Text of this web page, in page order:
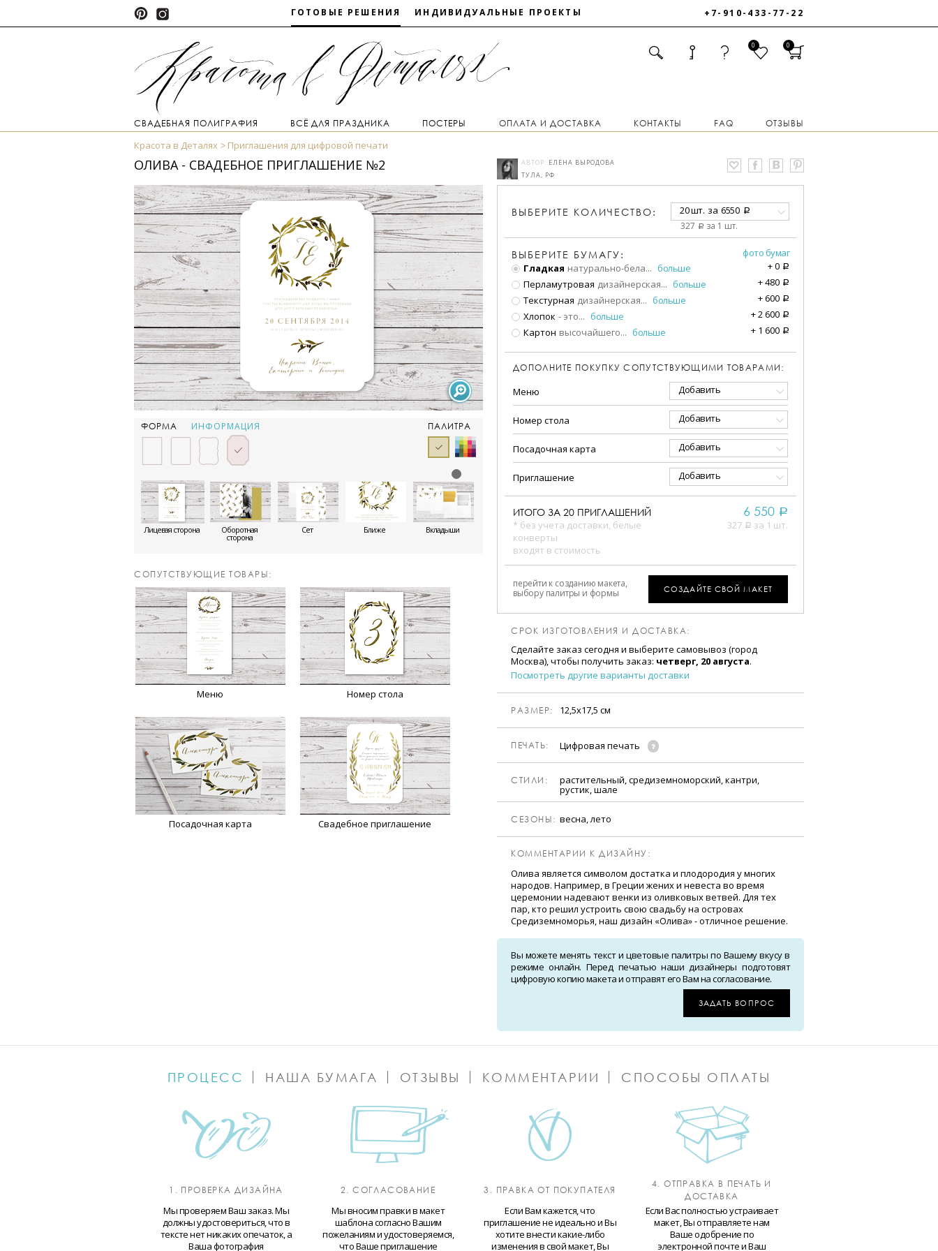
ГОТОВЫЕ РЕШЕНИЯ ИНДИВИДУАЛЬНЫЕ ПРОЕКТЫ +7-910-433-77-22
0 0
СВАДЕБНАЯ ПОЛИГРАФИЯ ВСЁ ДЛЯ ПРАЗДНИКА ПОСТЕРЫ ОПЛАТА И ДОСТАВКА КОНТАКТЫ FAQ ОТЗЫВЫ
Красота в Деталях Приглашения для цифровой печати
ОЛИВА - СВАДЕБНОЕ ПРИГЛАШЕНИЕ №2
ФОРМА ИНФОРМАЦИЯ ПАЛИТРА
Лицевая сторона Оборотная
сторона
Сет Ближе Вкладыши
CОПУТСТВУЮЩИЕ ТОВАРЫ:
Меню Номер стола
Посадочная карта Свадебное приглашение
АВТОР: ЕЛЕНА ВЫРОДОВА
ТУЛА, РФ
ВЫБЕРИТЕ КОЛИЧЕСТВО: 20 шт. за 6550 a
327 a за 1 шт.
ВЫБЕРИТЕ БУМАГУ:
фото бумаг
Гладкая натурально-бела... больше +0 a
Перламутровая дизайнерская... больше +480 a
Текстурная дизайнерская... больше +600 a
Хлопок - это... больше +2 600 a
Картон высочайшего... больше + 1 600 a
ДОПОЛНИТЕ ПОКУПКУ СОПУТСТВУЮЩИМИ ТОВАРАМИ:
Меню Добавить
Номер стола Добавить
Посадочная карта Добавить
Приглашение Добавить
ИТОГО ЗА 20 ПРИГЛАШЕНИЙ
* без учета доставки, белые
конверты
входят в стоимость
6 550 a
327 a за 1 шт.
перейти к созданию макета,
выбору палитры и формы
СОЗДАЙТЕ СВОЙ МАКЕТ
СРОК ИЗГОТОВЛЕНИЯ И ДОСТАВКА:
Сделайте заказ сегодня и выберите самовывоз (город
Москва), чтобы получить заказ: четверг, 20 августа.
Посмотреть другие варианты доставки
РАЗМЕР: 12,5х17,5 см
ПЕЧАТЬ: Цифровая печать
CТИЛИ: растительный, средиземноморский, кантри,
рустик, шале
CЕЗОНЫ: весна, лето
КОММЕНТАРИИ К ДИЗАЙНУ:
Олива является символом достатка и плодородия у многих
народов. Например, в Греции жених и невеста во время
церемонии надевают венки из оливковых ветвей. Для тех
пар, кто решил устроить свою свадьбу на островах
Средиземноморья, наш дизайн «Олива» - отличное решение.
Вы можете менять текст и цветовые палитры по Вашему вкусу в
режиме онлайн. Перед печатью наши дизайнеры подготовят
цифровую копию макета и отправят его Вам на согласование.
ЗАДАТЬ ВОПРОС
ПРОЦЕСС НАША БУМАГА ОТЗЫВЫ КОММЕНТАРИИ СПОСОБЫ ОПЛАТЫ
1. ПРОВЕРКА ДИЗАЙНА
Мы проверяем Ваш заказ. Мы
должны удостовериться, что в
тексте нет никаких опечаток, а
Ваша фотография
2. СОГЛАСОВАНИЕ
Мы вносим правки в макет
шаблона согласно Вашим
пожеланиям и удостоверяемся,
что Ваше приглашение
3. ПРАВКА ОТ ПОКУПАТЕЛЯ
Если Вам кажется, что
приглашение не идеально и Вы
хотите внести какие-либо
изменения в свой макет, Вы
4. ОТПРАВКА В ПЕЧАТЬ И
ДОСТАВКА
Если Вас полностью устраивает
макет, Вы отправляете нам
Ваше одобрение по
электронной почте и Ваш